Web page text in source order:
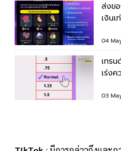
ส่งข
เงิน
04
เทร
เร่ง
03